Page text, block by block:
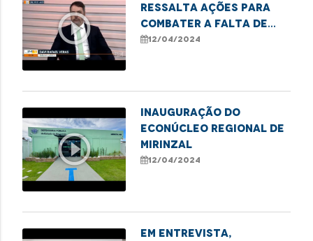
play_circle_outline
ressalta ações para
combater a falta de
vagas nas escolas
12/04/2024
play_circle_outline
Inauguração do
Econúcleo Regional de
Mirinzal
12/04/2024
Em entrevista,